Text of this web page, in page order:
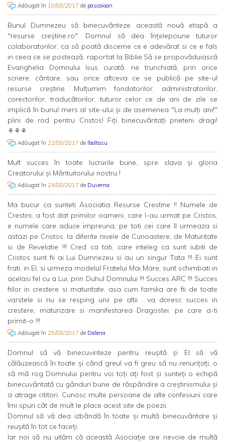
Adăugat în 10/08/2017 de pascaioan
Bunul Dumnezeu să binecuvânteze această nouă etapă a
"resurse creștine.ro". Domnul să dea înțelepciune tuturor
colaboratorilor, ca să poată discerne ce e adevărat si ce e fals
in ceea ce se postează, raportat la Biblie.Să se propovăduiască
Evanghelia Domnului Isus curată, ne trunchiată, prin orice
scriere, cântare, sau orice altceva ce se publică pe site-ul
resurse creștine. Mulțumim fondatorilor, administratorilor,
corectorilor, traducătorilor, tuturor celor ce de ani de zile se
implică în bunul mers al site-ului și de asemenea "La mulți ani!"
plini de rod pentru Cristos! Fiți binecuvântați prieteni dragi!
⚘⚘⚘
Adăugat în 22/08/2017 de lboltasu
Mult succes în toate lucrurile bune, spre slava şi gloria
Creatorului şi Mântuitorului nostru !
Adăugat în 24/08/2017 de Duverna
Ma bucur ca sunteti Asociatia Resurse Crestine !! Numele de
Crestini, a fost dat primilor oameni, care l-au urmat pe Cristos,
e numele care aduce impreuna, pe toti cei care Il urmeaza si
astazi pe Cristos, la diferite nivele de Cunoastere, de Maturitate
si de Revelatie !!! Cred ca toti, care inteleg ca sunt iubiti de
Cristos sunt fii ai Lui Dumnezeu si au un singur Tata !!! Ei sunt
frati, in El, si urmeza modelul Fratelui Mai Mare, sunt schimbati in
acelasi fel cu a Lui, prin Duhul Domnului !!! Succes ARC !!! Succes
fiilor in crestere si maturitate, asa cum familia are fii de toate
varstele si nu se resping unii pe altii , va doresc succes in
crestere, maturizare si manifestarea Dragostei, pe care a-ti
primit-o !!!
Adăugat în 25/08/2017 de Dalena
Domnul să vă binecuvinteze pentru reușită și El să vă
călăuzească în toate și când greul va fi greu să nu renunțați, o
să mă rog Domnului pentru voi toți ați fost și sunteți o echipă
binecuvântată cu gânduri bune de răspândire a creștinismului și
a atrage cititori, Cunosc multe persoane de alte confesiuni care
îmi spun cât de mult le place acest site de poezii.
Domnul să vă dea izbândă în toate și multă binecuvântare și
reușită în tot ce faceți.
Iar noi să nu uităm că această Asociație are nevoie de multă